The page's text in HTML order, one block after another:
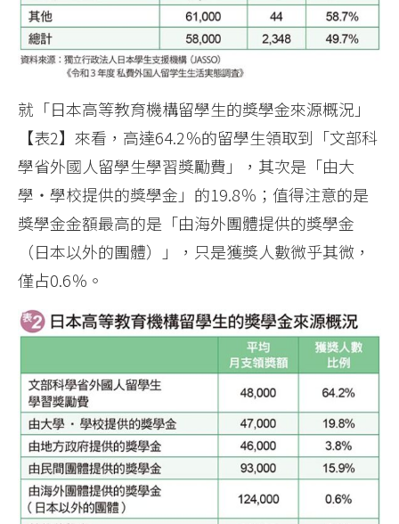
就「日本高等教育機構留學生的獎學金來源概況」
【表2】來看，高達64.2％的留學生領取到「文部科
學省外國人留學生學習獎勵費」，其次是「由大
學‧學校提供的獎學金」的19.8％；值得注意的是
獎學金金額最高的是「由海外團體提供的獎學金
（日本以外的團體）」，只是獲獎人數微乎其微，
僅占0.6％。